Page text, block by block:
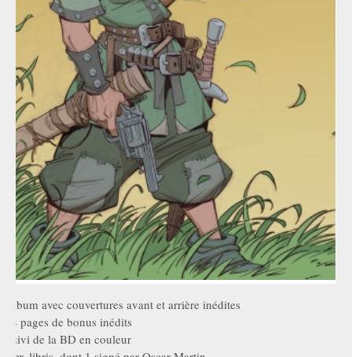
Album avec couvertures avant et arrière inédites
24 pages de bonus inédits
Suivi de la BD en couleur